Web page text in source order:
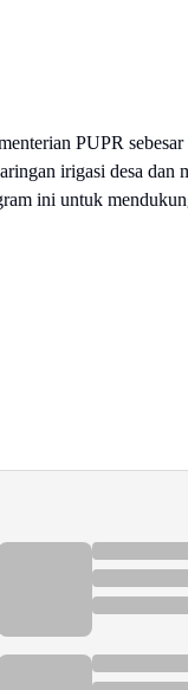
PUPR
irigasi desa dan
ini untuk